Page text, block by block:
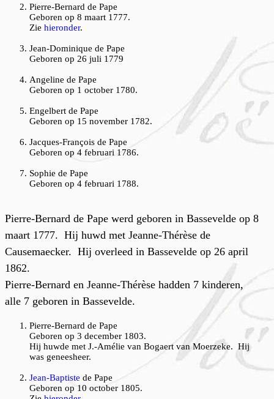
Pierre-Bernard de Pape
Geboren op 8 maart 1777.
Zie hieronder.
Jean-Dominique de Pape
Geboren op 26 juli 1779
Angeline de Pape
Geboren op 1 october 1780.
Engelbert de Pape
Geboren op 15 november 1782.
Jacques-François de Pape
Geboren op 4 februari 1786.
Sophie de Pape
Geboren op 4 februari 1788.
Pierre-Bernard de Pape werd geboren in Bassevelde op 8
maart 1777. Hij huwd met Jeanne-Thérèse de
Causemaecker. Hij overleed in Bassevelde op 26 april
1862.
Pierre-Bernard en Jeanne-Thérèse hadden 7 kinderen,
alle 7 geboren in Bassevelde.
Pierre-Bernard de Pape
Geboren op 3 december 1803.
Hij huwde met J.-Amélie van Bogaert van Moerzeke. Hij
was geneesheer.
Jean-Baptiste de Pape
Geboren op 10 october 1805.